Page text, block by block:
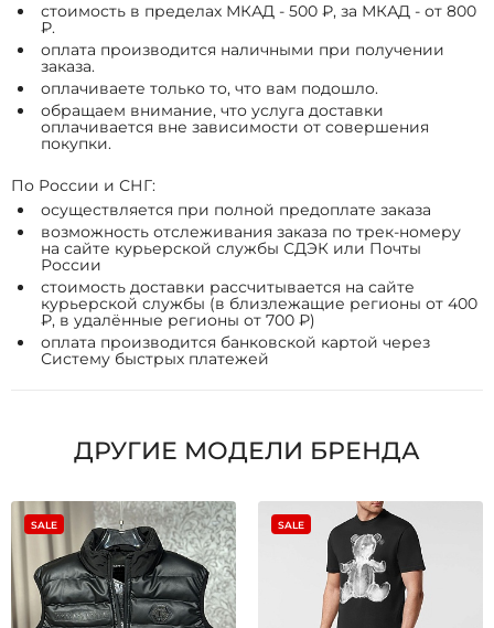
стоимость в пределах МКАД - 500 ₽, за МКАД - от 800
₽.
оплата производится наличными при получении
заказа.
оплачиваете только то, что вам подошло.
обращаем внимание, что услуга доставки
оплачивается вне зависимости от совершения
покупки.
По России и СНГ:
осуществляется при полной предоплате заказа
возможность отслеживания заказа по трек-номеру
на сайте курьерской службы СДЭК или Почты
России
стоимость доставки рассчитывается на сайте
курьерской службы (в близлежащие регионы от 400
₽, в удалённые регионы от 700 ₽)
оплата производится банковской картой через
Систему быстрых платежей
ДРУГИЕ МОДЕЛИ БРЕНДА
SALE SALE